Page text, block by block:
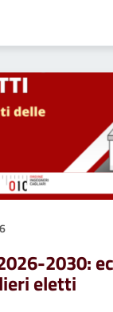
2030:
eletti